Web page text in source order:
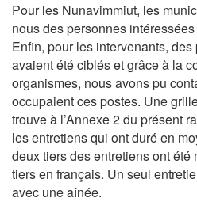
Pour les Nunavimmiut, les
nous des personnes
Enfin, pour les intervenants,
avaient été ciblés et grâce à la
organismes, nous avons pu
occupaient ces postes. Une
trouve à l’Annexe 2 du présent
les entretiens qui ont duré en
deux tiers des entretiens ont été
tiers en français. Un seul
avec une aînée.